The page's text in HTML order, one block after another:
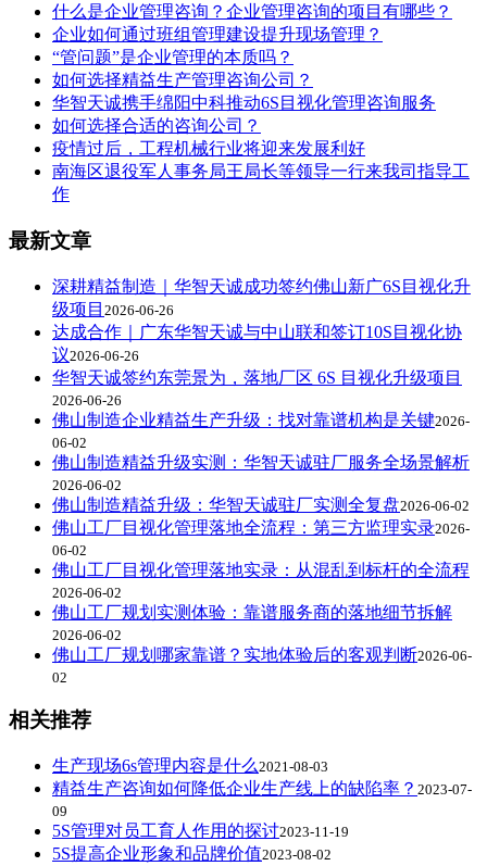
什么是企业管理咨询？企业管理咨询的项目有哪些？
企业如何通过班组管理建设提升现场管理？
“管问题”是企业管理的本质吗？
如何选择精益生产管理咨询公司？
华智天诚携手绵阳中科推动6S目视化管理咨询服务
如何选择合适的咨询公司？
疫情过后，工程机械行业将迎来发展利好
南海区退役军人事务局王局长等领导一行来我司指导工
作
最新文章
深耕精益制造｜华智天诚成功签约佛山新广6S目视化升
级项目 2026-06-26
达成合作｜广东华智天诚与中山联和签订10S目视化协
议2026-06-26
华智天诚签约东莞景为，落地厂区 6S 目视化升级项目
2026-06-26
佛山制造企业精益生产升级：找对靠谱机构是关键2026-
06-02
佛山制造精益升级实测：华智天诚驻厂服务全场景解析
2026-06-02
佛山制造精益升级：华智天诚驻厂实测全复盘2026-06-02
佛山工厂目视化管理落地全流程：第三方监理实录2026-
06-02
佛山工厂目视化管理落地实录：从混乱到标杆的全流程
2026-06-02
佛山工厂规划实测体验：靠谱服务商的落地细节拆解
2026-06-02
佛山工厂规划哪家靠谱？实地体验后的客观判断2026-06-
02
相关推荐
生产现场6s管理内容是什么2021-08-03
精益生产咨询如何降低企业生产线上的缺陷率？ 2023-07-
09
5S管理对员工育人作用的探讨2023-11-19
5S提高企业形象和品牌价值2023-08-02